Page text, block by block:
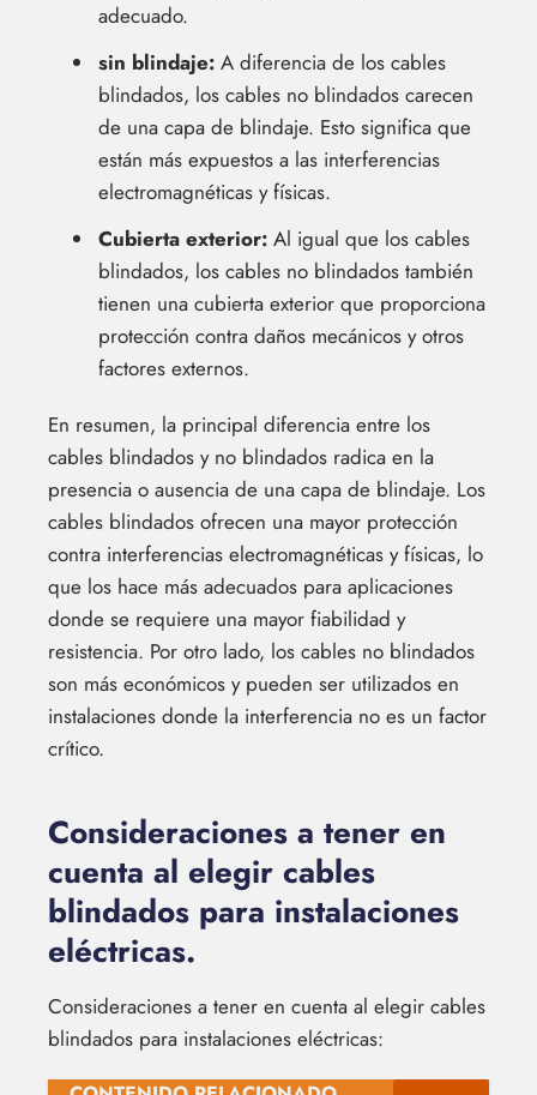
adecuado.
sin blindaje: A diferencia de los cables
blindados, los cables no blindados carecen
de una capa de blindaje. Esto significa que
están más expuestos a las interferencias
electromagnéticas y físicas.
Cubierta exterior: Al igual que los cables
blindados, los cables no blindados también
tienen una cubierta exterior que proporciona
protección contra daños mecánicos y otros
factores externos.
En resumen, la principal diferencia entre los
cables blindados y no blindados radica en la
presencia o ausencia de una capa de blindaje. Los
cables blindados ofrecen una mayor protección
contra interferencias electromagnéticas y físicas, lo
que los hace más adecuados para aplicaciones
donde se requiere una mayor fiabilidad y
resistencia. Por otro lado, los cables no blindados
son más económicos y pueden ser utilizados en
instalaciones donde la interferencia no es un factor
crítico.
Consideraciones a tener en
cuenta al elegir cables
blindados para instalaciones
eléctricas.
Consideraciones a tener en cuenta al elegir cables
blindados para instalaciones eléctricas: